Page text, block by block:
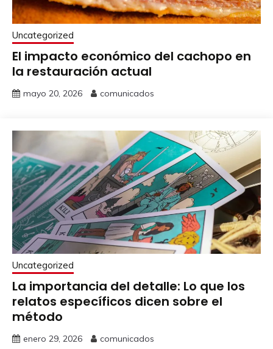
Uncategorized
El impacto económico del cachopo en
la restauración actual
mayo 20, 2026 comunicados
Uncategorized
La importancia del detalle: Lo que los
relatos específicos dicen sobre el
método
enero 29, 2026 comunicados